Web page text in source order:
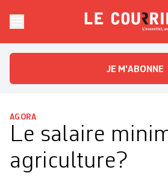
Le
JE M'ABONNE
AGORA
Le salaire
agriculture?